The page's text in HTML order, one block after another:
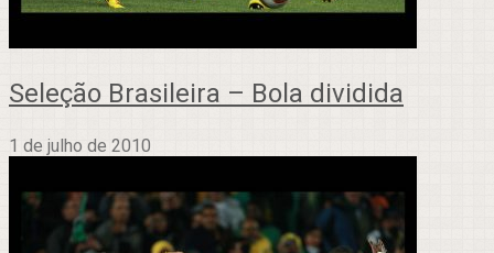
Seleção Brasileira – Bola dividida
1 de julho de 2010